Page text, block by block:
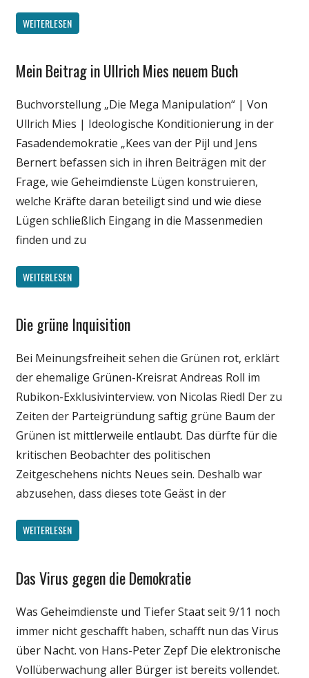
WEITERLESEN
Gesellschaft
Politik
Unterhaltung
Wissenschaft
Mein Beitrag in Ullrich Mies neuem Buch
Buchvorstellung „Die Mega Manipulation“ | Von
Ullrich Mies | Ideologische Konditionierung in der
Fasadendemokratie „Kees van der Pijl und Jens
Bernert befassen sich in ihren Beiträgen mit der
Frage, wie Geheimdienste Lügen konstruieren,
welche Kräfte daran beteiligt sind und wie diese
Lügen schließlich Eingang in die Massenmedien
finden und zu
WEITERLESEN
Gesellschaft
Politik
Wirtschaft
Wissenschaft
Die grüne Inquisition
Bei Meinungsfreiheit sehen die Grünen rot, erklärt
der ehemalige Grünen-Kreisrat Andreas Roll im
Rubikon-Exklusivinterview. von Nicolas Riedl Der zu
Zeiten der Parteigründung saftig grüne Baum der
Grünen ist mittlerweile entlaubt. Das dürfte für die
kritischen Beobachter des politischen
Zeitgeschehens nichts Neues sein. Deshalb war
abzusehen, dass dieses tote Geäst in der
WEITERLESEN
Gesellschaft
Politik
Wirtschaft
Wissenschaft
Das Virus gegen die Demokratie
Was Geheimdienste und Tiefer Staat seit 9/11 noch
immer nicht geschafft haben, schafft nun das Virus
über Nacht. von Hans-Peter Zepf Die elektronische
Vollüberwachung aller Bürger ist bereits vollendet.